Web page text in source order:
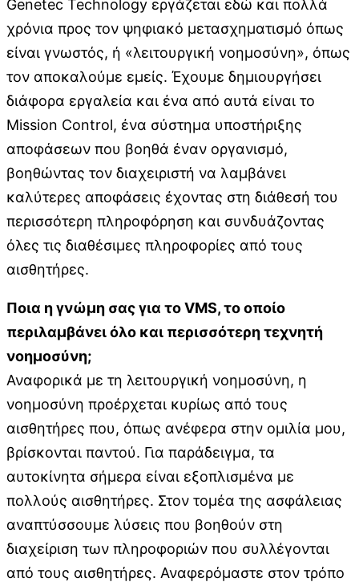
Genetec Technology εργάζεται εδώ και πολλά
χρόνια προς τον ψηφιακό μετασχηματισμό όπως
είναι γνωστός, ή «λειτουργική νοημοσύνη», όπως
τον αποκαλούμε εμείς. Έχουμε δημιουργήσει
διάφορα εργαλεία και ένα από αυτά είναι το
Mission Control, ένα σύστημα υποστήριξης
αποφάσεων που βοηθά έναν οργανισμό,
βοηθώντας τον διαχειριστή να λαμβάνει
καλύτερες αποφάσεις έχοντας στη διάθεσή του
περισσότερη πληροφόρηση και συνδυάζοντας
όλες τις διαθέσιμες πληροφορίες από τους
αισθητήρες.
Ποια η γνώμη σας για το VMS, το οποίο
περιλαμβάνει όλο και περισσότερη τεχνητή
νοημοσύνη;
Αναφορικά με τη λειτουργική νοημοσύνη, η
νοημοσύνη προέρχεται κυρίως από τους
αισθητήρες που, όπως ανέφερα στην ομιλία μου,
βρίσκονται παντού. Για παράδειγμα, τα
αυτοκίνητα σήμερα είναι εξοπλισμένα με
πολλούς αισθητήρες. Στον τομέα της ασφάλειας
αναπτύσσουμε λύσεις που βοηθούν στη
διαχείριση των πληροφοριών που συλλέγονται
από τους αισθητήρες. Αναφερόμαστε στον τρόπο